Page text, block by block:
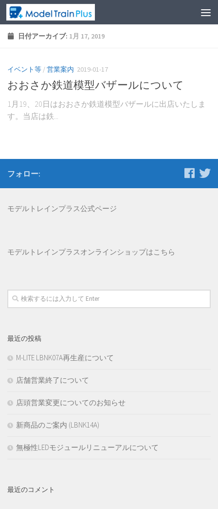
日付アーカイブ: 1月 17, 2019
イベント等 /営業案内 2019-01-17
おおさか鉄道模型バザールについて
1月19、20日はおおさか鉄道模型バザールに出店いたしま
す。当店は鉄...
フォロー:
モデルトレインプラス公式ページ
モデルトレインプラスオンラインショップはこちら
最近の投稿
M-LITE LBNK07A再生産について
店舗営業終了について
店頭営業変更についてのお知らせ
新商品のご案内 (LBNK14A)
無極性LEDモジュールリニューアルについて
最近のコメント